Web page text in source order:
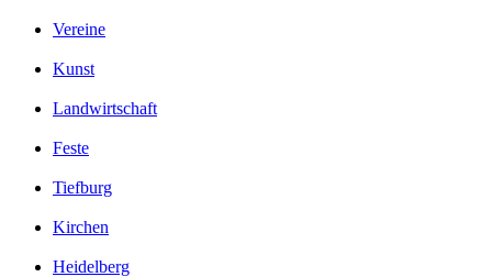
Vereine
Kunst
Landwirtschaft
Feste
Tiefburg
Kirchen
Heidelberg